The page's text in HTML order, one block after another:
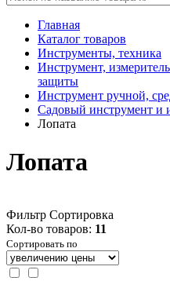
Главная
Каталог товаров
Инструменты, техника
Инструмент,
защиты
Инструмент ручной,
Садовый инструмент и
Лопата
Лопата
Фильтр Сортировка
Кол-во товаров: 11
Сортировать по